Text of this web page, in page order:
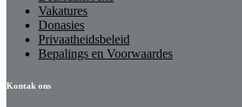
Vakatures
Donasies
Privaatheidsbeleid
Bepalings en Voorwaardes
Kontak ons